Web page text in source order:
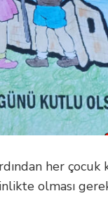
her çocuk
olması